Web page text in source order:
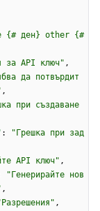
{# ден} other {#
за API ключ" ,
да потвърдит
,
при създаване
:
"Грешка при зад
API ключ" ,
"Генерирайте нов
,
,